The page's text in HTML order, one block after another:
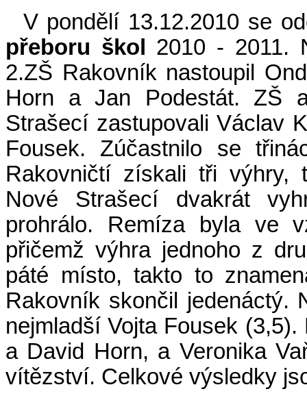
V pondělí 13.12.2010 se
přeboru škol
2010 - 2011.
2.ZŠ Rakovník nastoupil
Horn a Jan Podestát. ZŠ
Strašecí zastupovali Václav
Fousek. Zúčastnilo se
Rakovničtí získali tři výhry,
Nové Strašecí dvakrát
prohrálo. Remíza byla ve
přičemž výhra jednoho z
páté místo, takto to
Rakovník skončil jedenáctý.
nejmladší Vojta Fousek
a David Horn, a Veronika
vítězství. Celkové výsledky